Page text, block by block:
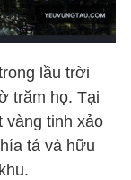
lầu trời
trăm họ. Tại
vàng tinh xảo
tả và hữu